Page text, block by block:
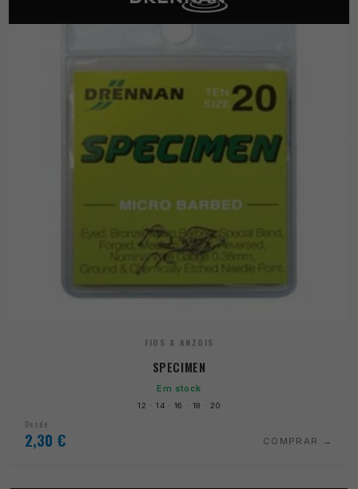
FIOS & ANZOIS
SPECIMEN
Em stock
12 · 14 · 16 · 18 · 20
Desde
2,30 € COMPRAR